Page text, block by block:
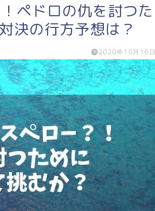
ペドロの仇を討つた
決の行方予想は？
2020年10月16日